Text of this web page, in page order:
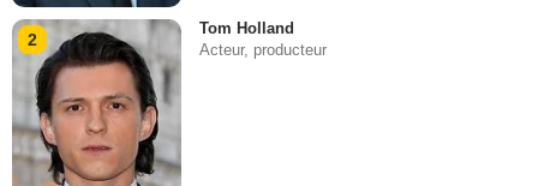
2
Tom Holland
Acteur, producteur